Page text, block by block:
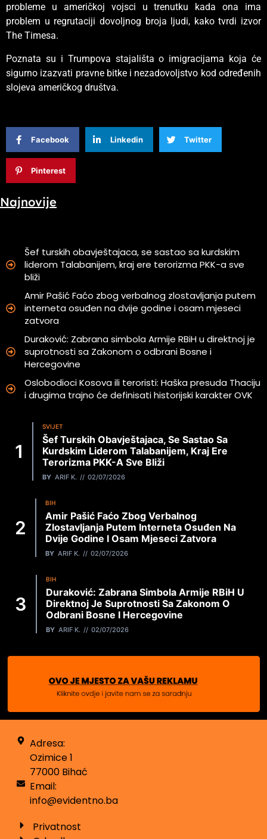
probleme u američkoj vojsci u trenutku kada ona ima
problem u regrutaciji dovoljnog broja ljudi, kako tvrdi izvor
The Timesa.
Poznata su i Trumpova stajališta o imigracijama koja će
sigurno izazvati pravne bitke i nezadovoljstvo kod određenih
slojeva američkog društva.
Facebook Linkedin Twitter
Pinterest
Najnovije
Šef turskih obavještajaca, se sastao sa kurdskim
liderom Talabanijem, kraj ere terorizma PKK-a sve
bliži
Amir Pašić Faćo zbog verbalnog zlostavljanja putem
interneta osuđen na dvije godine i osam mjeseci
zatvora
Duraković: Zabrana simbola Armije RBiH u direktnoj je
suprotnosti sa Zakonom o odbrani Bosne i
Hercegovine
Oslobodioci Kosova ili teroristi: Haška presuda Thaciju
i drugima trajno će definisati historijski karakter OVK
SVIJET
Šef Turskih Obavještajaca, Se Sastao Sa
Kurdskim Liderom Talabanijem, Kraj Ere
Terorizma PKK-A Sve Bliži
BY ARIF K. 02/07/2026
BIH
Amir Pašić Faćo Zbog Verbalnog
Zlostavljanja Putem Interneta Osuđen Na
Dvije Godine I Osam Mjeseci Zatvora
BY ARIF K. 02/07/2026
BIH
Duraković: Zabrana Simbola Armije RBiH U
Direktnoj Je Suprotnosti Sa Zakonom O
Odbrani Bosne I Hercegovine
BY ARIF K. 02/07/2026
Adresa:
Ozimice 1
77000 Bihać
Email:
info@evidentno.ba
Privatnost